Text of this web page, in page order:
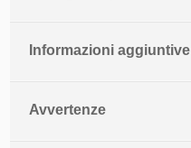
Informazioni aggiuntive
Avvertenze